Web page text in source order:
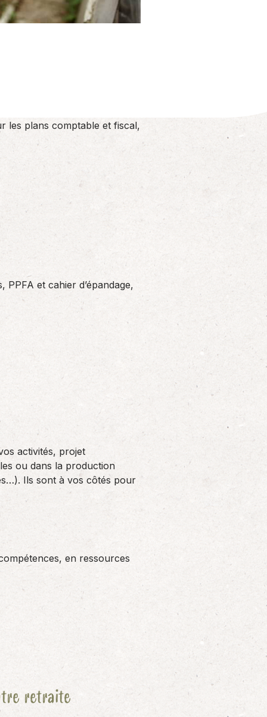
les plans comptable et fiscal,
et cahier d’épandage,
activités, projet
ou dans la production
Ils sont à vos côtés pour
en ressources
retraite